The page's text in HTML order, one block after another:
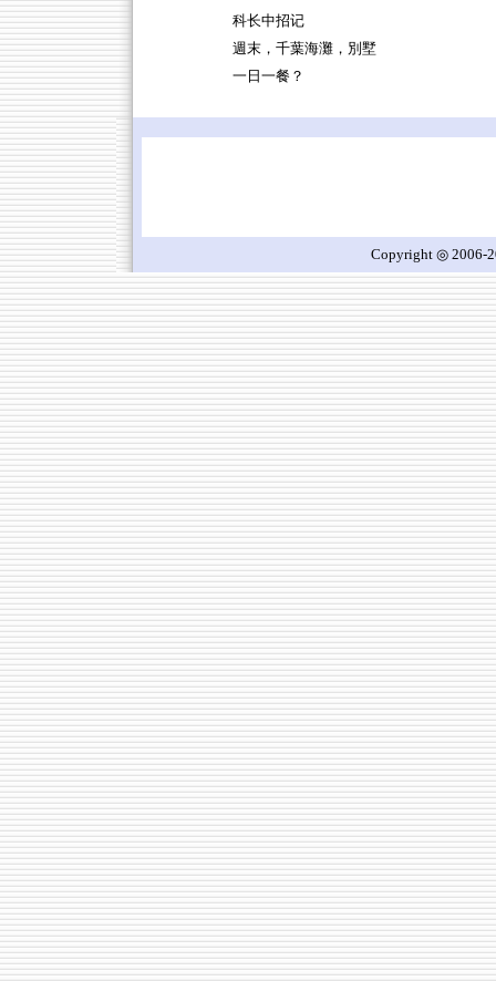
科长中招记
週末，千葉海灘，別墅
一日一餐？
Copyright ◎ 2006-